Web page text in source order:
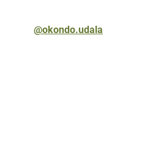
@okondo.udala